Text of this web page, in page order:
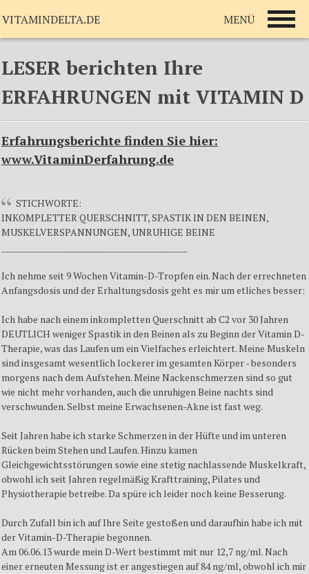
LESER berichten Ihre
ERFAHRUNGEN mit VITAMIN D
Erfahrungsberichte finden Sie hier:
www.VitaminDerfahrung.de
STICHWORTE:
INKOMPLETTER QUERSCHNITT, SPASTIK IN DEN BEINEN,
MUSKELVERSPANNUNGEN, UNRUHIGE BEINE
Ich nehme seit 9 Wochen Vitamin-D-Tropfen ein. Nach der errechneten
Anfangsdosis und der Erhaltungsdosis geht es mir um etliches besser:
Ich habe nach einem inkompletten Querschnitt ab C2 vor 30 Jahren
DEUTLICH weniger Spastik in den Beinen als zu Beginn der Vitamin D-
Therapie, was das Laufen um ein Vielfaches erleichtert. Meine Muskeln
sind insgesamt wesentlich lockerer im gesamten Körper - besonders
morgens nach dem Aufstehen. Meine Nackenschmerzen sind so gut
wie nicht mehr vorhanden, auch die unruhigen Beine nachts sind
verschwunden. Selbst meine Erwachsenen-Akne ist fast weg.
Seit Jahren habe ich starke Schmerzen in der Hüfte und im unteren
Rücken beim Stehen und Laufen. Hinzu kamen
Gleichgewichtsstörungen sowie eine stetig nachlassende Muskelkraft,
obwohl ich seit Jahren regelmäßig Krafttraining, Pilates und
Physiotherapie betreibe. Da spüre ich leider noch keine Besserung.
Durch Zufall bin ich auf Ihre Seite gestoßen und daraufhin habe ich mit
der Vitamin-D-Therapie begonnen.
Am 06.06.13 wurde mein D-Wert bestimmt mit nur 12,7 ng/ml. Nach
einer erneuten Messung ist er angestiegen auf 84 ng/ml, obwohl ich mir
VITAMINDELTA.DE MENÜ